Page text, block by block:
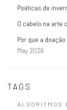
Poéticas de
O cabelo na arte
Por que a
May 2026
TAGS
ALGORITMOS